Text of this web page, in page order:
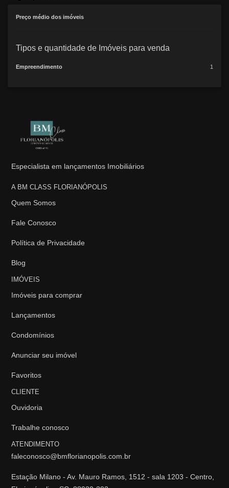
Preço médio dos imóveis
Tipos e quantidade de Imóveis para venda
Empreendimento 1
Especialista em lançamentos Imobiliários
A BM CLASS FLORIANÓPOLIS
Quem Somos
Fale Conosco
Política de Privacidade
Blog
IMÓVEIS
Imóveis para comprar
Lançamentos
Condomínios
Anunciar seu imóvel
Favoritos
CLIENTE
Ouvidoria
Trabalhe conosco
ATENDIMENTO
faleconosco@bmflorianopolis.com.br
Estação Milano - Av. Mauro Ramos, 1512 - sala 1203 - Centro,